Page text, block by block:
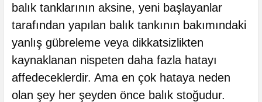
balık tanklarının aksine, yeni başlayanlar
tarafından yapılan balık tankının bakımındaki
yanlış gübreleme veya dikkatsizlikten
kaynaklanan nispeten daha fazla hatayı
affedeceklerdir. Ama en çok hataya neden
olan şey her şeyden önce balık stoğudur.